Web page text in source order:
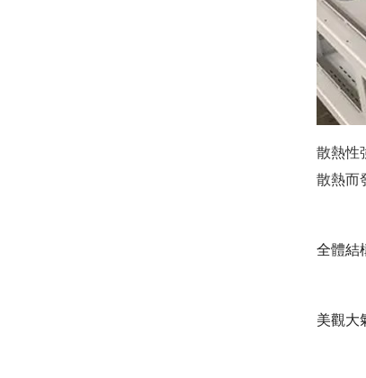
散熱性
散熱而發
全體結構
美觀大